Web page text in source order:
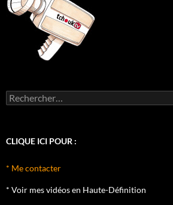
Rechercher :
CLIQUE ICI POUR :
* Me contacter
* Voir mes vidéos en Haute-Définition